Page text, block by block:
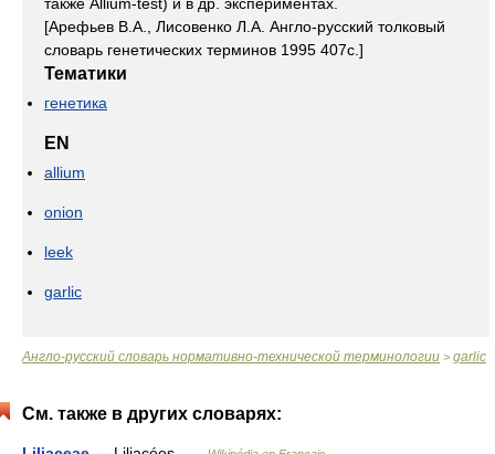
[Арефьев В.А., Лисовенко Л.А. Англо-русский толковый
словарь генетических терминов 1995 407с.]
Тематики
генетика
EN
allium
onion
leek
garlic
Англо-русский словарь нормативно-технической терминологии > garlic
См. также в других словарях: